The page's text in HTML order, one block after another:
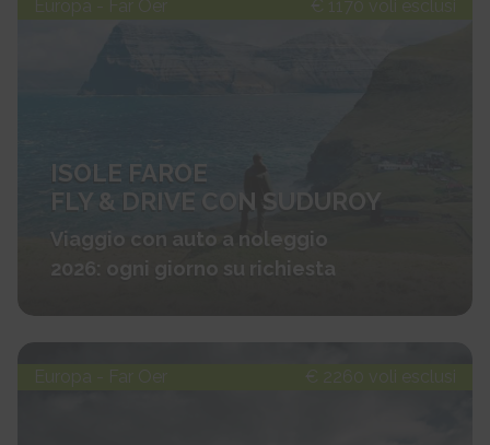
Europa - Far Oer € 1170 voli esclusi
ISOLE FAROE
FLY & DRIVE CON SUDUROY
Viaggio con auto a noleggio
2026: ogni giorno su richiesta
Europa - Far Oer € 2260 voli esclusi